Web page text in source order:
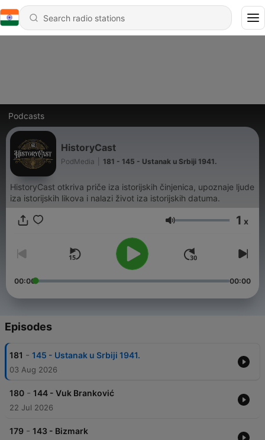
Podcasts
HistoryCast
PodMedia 181 - 145 - Ustanak u Srbiji 1941.
HistoryCast otkriva priče iza istorijskih činjenica, upoznaje ljude
iza istorijskih likova i nalazi život iza istorijskih datuma.
Volume 1 x
00:00 00:00
Episodes
181 - 145 - Ustanak u Srbiji 1941.
03 Aug 2026
180 - 144 - Vuk Branković
22 Jul 2026
179 - 143 - Bizmark